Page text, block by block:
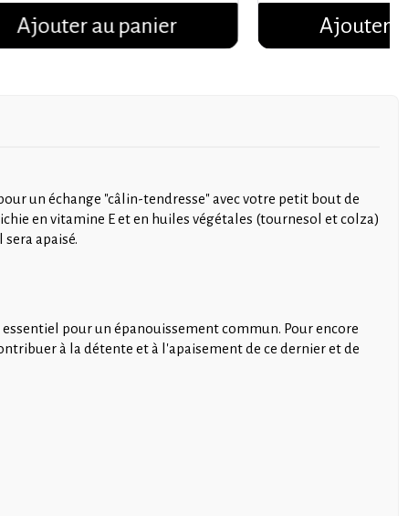
Ajouter au panier Ajouter
un échange "câlin-tendresse" avec votre petit bout de
en vitamine E et en huiles végétales (tournesol et colza)
apaisé.
pour un épanouissement commun. Pour encore
à la détente et à l'apaisement de ce dernier et de